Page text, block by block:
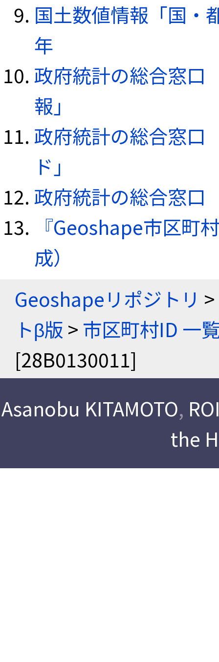
国土数値情報「国・
年
政府統計の総合窓口
報」
政府統計の総合窓口
ド」
政府統計の総合窓口
『Geoshape市区町
成）
Geoshapeリポジトリ >
トβ版 > 市区町村ID 一
[28B0130011]
Asanobu KITAMOTO,
the